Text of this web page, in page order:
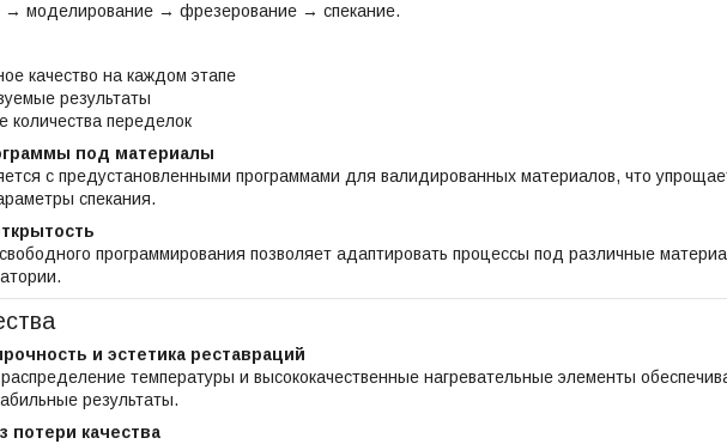
→ моделирование → фрезерование → спекание.
качество на каждом этапе
результаты
количества переделок
под материалы
с предустановленными программами для валидированных материалов, что
спекания.
программирования позволяет адаптировать процессы под различные
и эстетика реставраций
температуры и высококачественные нагревательные элементы
результаты.
потери качества